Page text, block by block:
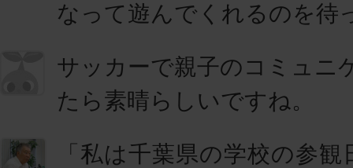
なって遊んでくれるのを待
サッカーで親子のコミュニ
たら素晴らしいですね。
「私は千葉県の学校の参